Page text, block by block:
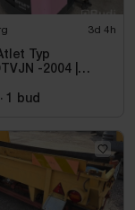
3d 4h
Typ
-2004 |
· 1 bud